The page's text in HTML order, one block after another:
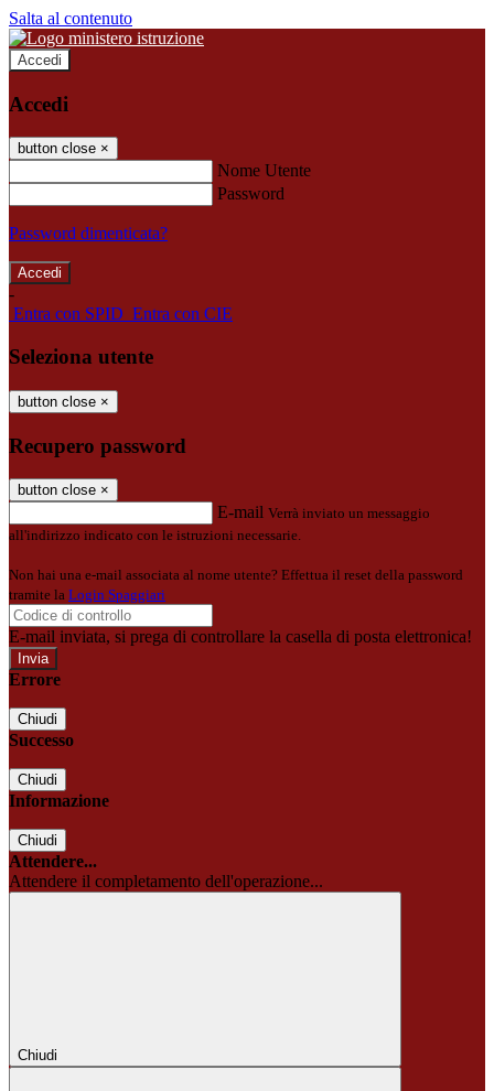
Salta al contenuto
Accedi
Accedi
button close ×
Nome Utente
Password
Password dimenticata?
-
Entra con SPID Entra con CIE
Seleziona utente
button close ×
Recupero password
button close ×
E-mail Verrà inviato un messaggio
all'indirizzo indicato con le istruzioni necessarie.
Non hai una e-mail associata al nome utente? Effettua il reset della password
tramite la Login Spaggiari
E-mail inviata, si prega di controllare la casella di posta elettronica!
Errore
Chiudi
Successo
Chiudi
Informazione
Chiudi
Attendere...
Attendere il completamento dell'operazione...
Chiudi